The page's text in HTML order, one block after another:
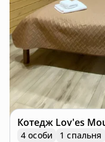
Котедж Lov'es
4 особи 1 спальня